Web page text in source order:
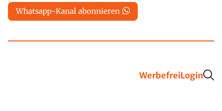
Whatsapp-Kanal abonnieren
WerbefreiLogin